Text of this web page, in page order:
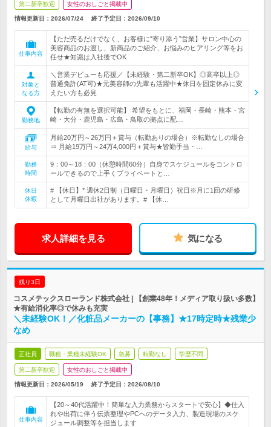
第二新卒歓迎 女性のおしごと掲載中
情報更新日：2026/07/24 終了予定日： 2026/09/10
仕事内容
【ただ売るだけでなく、お客様に“寄り添う”営業】サロン中心の
美容商品のお渡し、新商品のご紹介、お悩みのヒアリング等をお
任せ★知識は入社後でOK
対象と
なる方
＼営業デビューも応援／【未経験・第二新卒OK】◎高卒以上◎
普通免許(AT可)★元美容師の先輩も活躍中★休日を固定休みに変
えたい方も必見
勤務地
【転勤の有無を選択可能】 希望をもとに、福岡・長崎・熊本・宮
崎・大分・鹿児島・広島・鳥取の拠点に配…
給与
月給20万円～26万円＋賞与（転勤ありの場合）※転勤なしの場合
⇒ 月給19万円～24万4,000円＋賞与★皆勤手当・…
勤務
時間
9：00～18：00（休憩時間60分）自身でスケジュールをコントロ
ールできるので上手くプライベートと…
休日
休暇
# 【休日】* 週休2日制（日曜日・月曜日）祝日※月に1回の研修
として月曜日出社があります。# 【休…
求人詳細を見る 気になる
残り3日
コスメテックスローランド株式会社 | 【創業48年！メディア取り扱い多数】
★有給消化率◎で休みも充実
＼未経験OK！／化粧品メーカーの【事務】★17時定時★残業少
なめ
正社員 職種・業種未経験OK 急募 転勤なし 学歴不問
第二新卒歓迎 女性のおしごと掲載中
情報更新日：2026/05/19 終了予定日： 2026/08/10
仕事内容
【20～40代活躍中！簡単な入力業務からスタートで安心】◆仕入
れや出荷に伴う伝票整理やPCへのデータ入力、製造現場のスケ
ジュール調整等を担当します